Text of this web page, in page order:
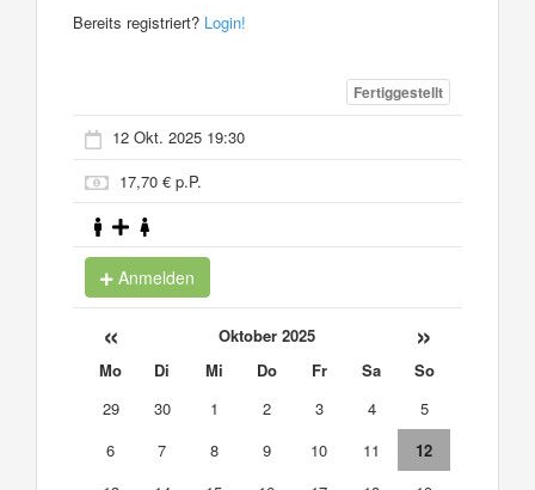
Bereits registriert? Login!
Fertiggestellt
12 Okt. 2025 19:30
17,70 € p.P.
Anmelden
« Oktober 2025 »
Mo Di Mi Do Fr Sa
So
29
30 1 2 3 4
5
6
7 8 9 10 11
12